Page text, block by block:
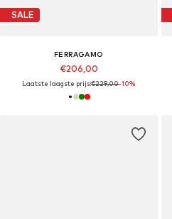
SALE
FERRAGAMO
€206,00
Laatste laagste prijs:€229,00-10%